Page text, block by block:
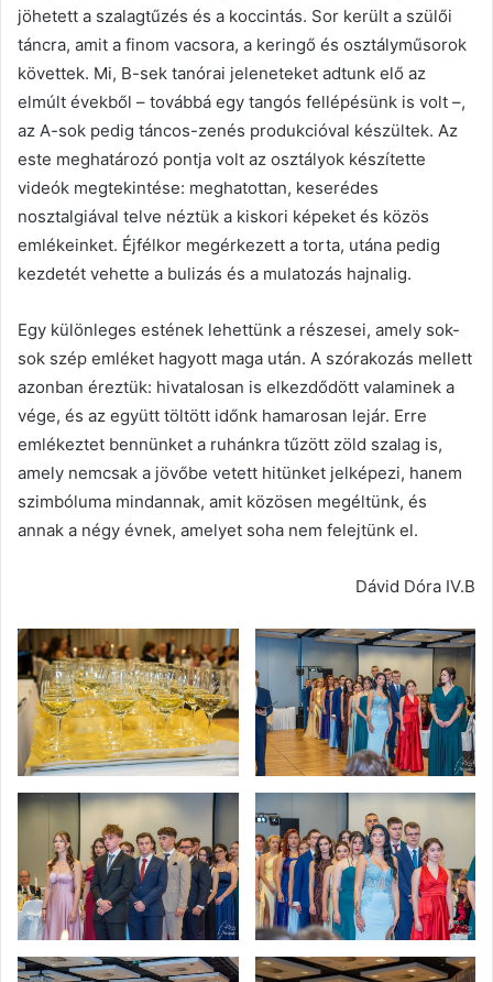
jöhetett a szalagtűzés és a koccintás. Sor került a szülői
táncra, amit a finom vacsora, a keringő és osztályműsorok
követtek. Mi, B-sek tanórai jeleneteket adtunk elő az
elmúlt évekből – továbbá egy tangós fellépésünk is volt –,
az A-sok pedig táncos-zenés produkcióval készültek. Az
este meghatározó pontja volt az osztályok készítette
videók megtekintése: meghatottan, keserédes
nosztalgiával telve néztük a kiskori képeket és közös
emlékeinket. Éjfélkor megérkezett a torta, utána pedig
kezdetét vehette a bulizás és a mulatozás hajnalig.
Egy különleges estének lehettünk a részesei, amely sok-
sok szép emléket hagyott maga után. A szórakozás mellett
azonban éreztük: hivatalosan is elkezdődött valaminek a
vége, és az együtt töltött időnk hamarosan lejár. Erre
emlékeztet bennünket a ruhánkra tűzött zöld szalag is,
amely nemcsak a jövőbe vetett hitünket jelképezi, hanem
szimbóluma mindannak, amit közösen megéltünk, és
annak a négy évnek, amelyet soha nem felejtünk el.
Dávid Dóra IV.B